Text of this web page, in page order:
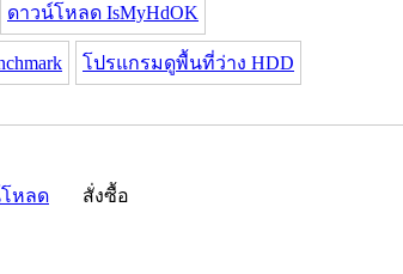
ดาวน์โหลด IsMyHdOK
โปรแกรมดูพื้นที่ว่าง HDD
หลด สั่งซื้อ